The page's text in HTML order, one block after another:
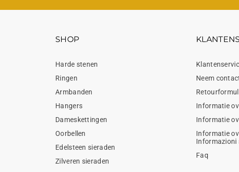
SHOP
Harde stenen
Ringen
Armbanden
Hangers
Dameskettingen
Oorbellen
Edelsteen sieraden
Zilveren sieraden
Neem
Informatie
Informatie
Informatie
Informazioni
Faq